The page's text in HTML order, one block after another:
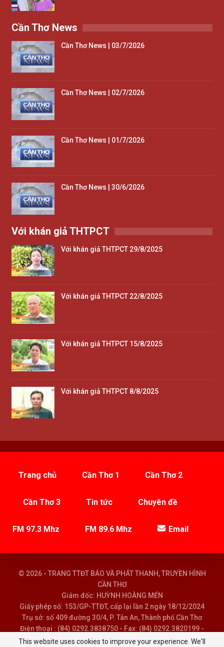
Cần Thơ News
Cần Thơ News | 03/7/2026
Cần Thơ News | 02/7/2026
Cần Thơ News | 01/7/2026
Cần Thơ News | 30/6/2026
Với khán giả THTPCT
Với khán giả THTPCT 29/8/2025
Với khán giả THTPCT 22/8/2025
Với khán giả THTPCT 15/8/2025
Với khán giả THTPCT 8/8/2025
Trang chủ Cần Thơ 1 Cần Thơ 2
Cần Thơ 3 Tin tức Chuyên đề
FM 97.3 Mhz FM 89.6 Mhz Email
© 2026 - TRANG TTĐT BÁO VÀ PHÁT THANH, TRUYỀN HÌNH
CẦN THƠ
Giám đốc: HUỲNH HOÀNG MẾN
Giấy phép số: 153/GP-TTĐT, cấp lại lần 2 ngày 18/12/2024
Trụ sở: số 409 đường 30/4, P. Tân An, Thành phố Cần Thơ
Điện thoại : (84) 0292.3838750 - Fax: (84) 0292.3820199 -
Email : baoptth@cantho.gov.vn
This website uses cookies to improve your experience. We'll